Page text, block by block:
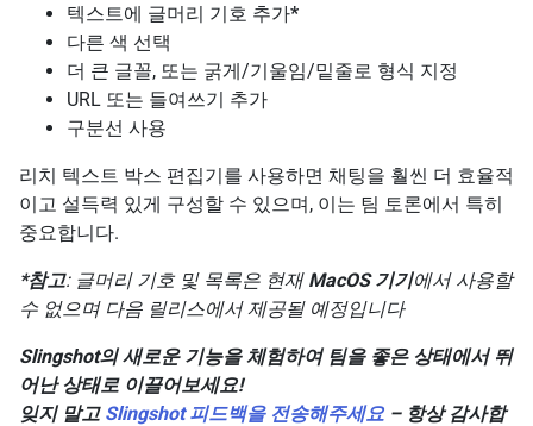
텍스트에 글머리 기호 추가*
다른 색 선택
더 큰 글꼴, 또는 굵게/기울임/밑줄로 형식 지정
URL 또는 들여쓰기 추가
구분선 사용
리치 텍스트 박스 편집기를 사용하면 채팅을 훨씬 더 효율적
이고 설득력 있게 구성할 수 있으며, 이는 팀 토론에서 특히
중요합니다.
*참고: 글머리 기호 및 목록은 현재 MacOS 기기에서 사용할
수 없으며 다음 릴리스에서 제공될 예정입니다
Slingshot의 새로운 기능을 체험하여 팀을 좋은 상태에서 뛰
어난 상태로 이끌어보세요!
잊지 말고 Slingshot 피드백을 전송해주세요 – 항상 감사합